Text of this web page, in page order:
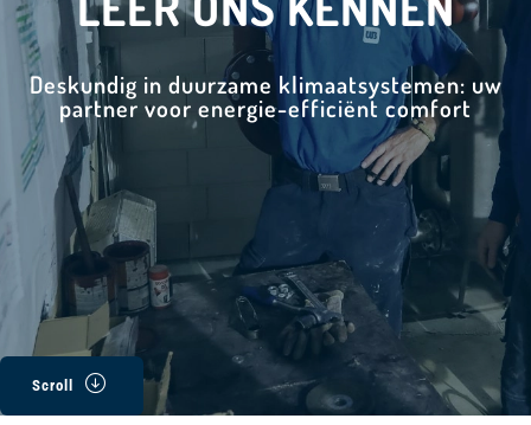
Deskundig in duurzame klimaatsystemen: uw
partner voor energie-efficiënt comfort
Scroll